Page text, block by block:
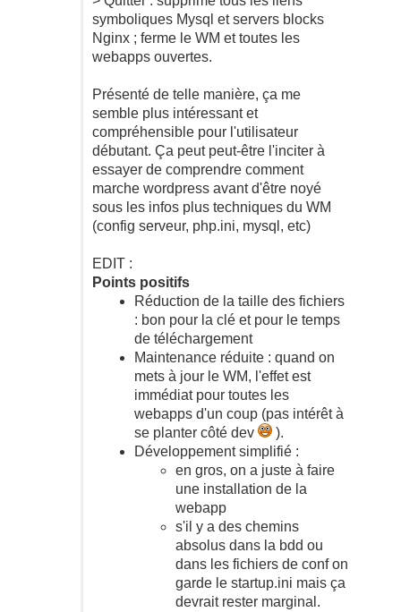
symboliques Mysql et servers blocks
Nginx ; ferme le WM et toutes les
webapps ouvertes.
Présenté de telle manière, ça me
semble plus intéressant et
compréhensible pour l'utilisateur
débutant. Ça peut peut-être l'inciter à
essayer de comprendre comment
marche wordpress avant d'être noyé
sous les infos plus techniques du WM
(config serveur, php.ini, mysql, etc)
EDIT :
Points positifs
Réduction de la taille des fichiers
: bon pour la clé et pour le temps
de téléchargement
Maintenance réduite : quand on
mets à jour le WM, l'effet est
immédiat pour toutes les
webapps d'un coup (pas intérêt à
se planter côté dev
).
Développement simplifié :
en gros, on a juste à faire
une installation de la
webapp
s'il y a des chemins
absolus dans la bdd ou
dans les fichiers de conf on
garde le startup.ini mais ça
devrait rester marginal.